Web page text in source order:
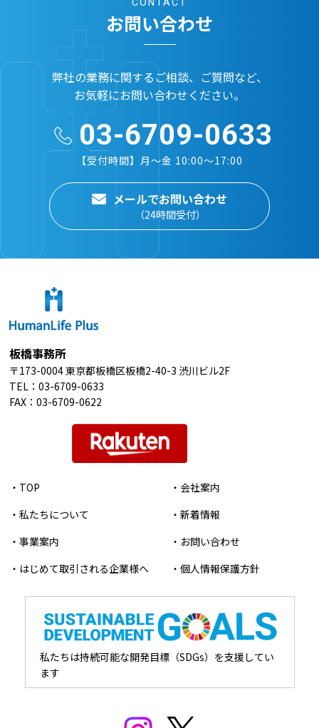
お問い合わせ
弊社の業務に関するご相談、ご質問など、
お気軽にお問い合わせください。
03-6709-0633
【受付時間】月～金 10:00～17:00
メールでお問い合わせ
（24時間受付）
板橋事務所
〒173-0004 東京都板橋区板橋2-40-3 渋川ビル2F
TEL：03-6709-0633
FAX：03-6709-0622
・TOP
・私たちについて
・事業案内
・はじめて取引される企業様へ
・会社案内
・新着情報
・お問い合わせ
・個人情報保護方針
私たちは持続可能な開発目標（SDGs）を支援してい
ます